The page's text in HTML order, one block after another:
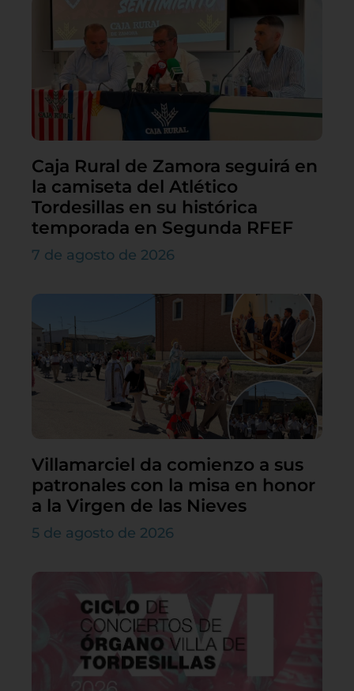
Caja Rural de Zamora seguirá en
la camiseta del Atlético
Tordesillas en su histórica
temporada en Segunda RFEF
7 de agosto de 2026
Villamarciel da comienzo a sus
patronales con la misa en honor
a la Virgen de las Nieves
5 de agosto de 2026